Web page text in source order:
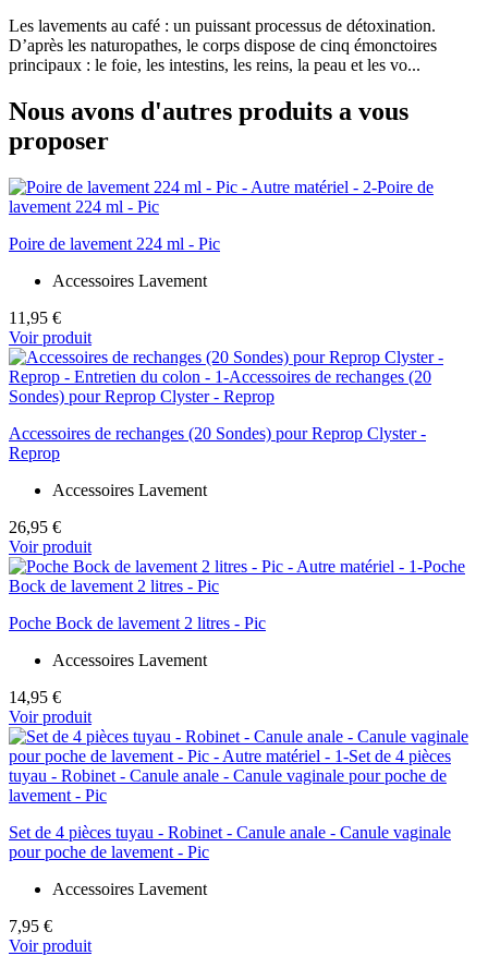
Les lavements au café : un puissant processus de détoxination.
D’après les naturopathes, le corps dispose de cinq émonctoires
principaux : le foie, les intestins, les reins, la peau et les vo...
Nous avons d'autres produits a vous
proposer
Poire de lavement 224 ml - Pic
Accessoires Lavement
11,95 €
Voir produit
Accessoires de rechanges (20 Sondes) pour Reprop Clyster -
Reprop
Accessoires Lavement
26,95 €
Voir produit
Poche Bock de lavement 2 litres - Pic
Accessoires Lavement
14,95 €
Voir produit
Set de 4 pièces tuyau - Robinet - Canule anale - Canule vaginale
pour poche de lavement - Pic
Accessoires Lavement
7,95 €
Voir produit